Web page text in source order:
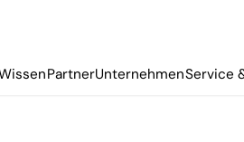
PartnerUnternehmenService